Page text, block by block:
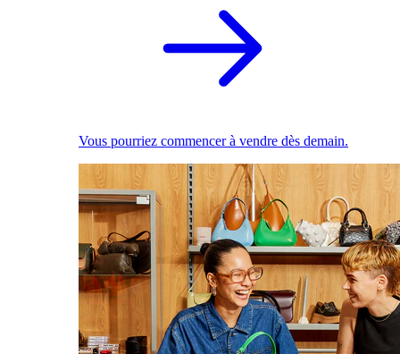
Vous pourriez commencer à vendre dès demain.